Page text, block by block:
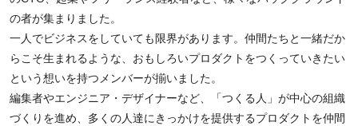
の者が集まりました。
一人でビジネスをしていても限界があります。仲間たちと一緒だか
らこそ生まれるような、おもしろいプロダクトをつくっていきたい
という想いを持つメンバーが揃いました。
編集者やエンジニア・デザイナーなど、「つくる人」が中心の組織
づくりを進め、多くの人達にきっかけを提供するプロダクトを仲間